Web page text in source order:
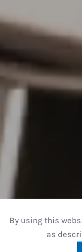
By using this
as